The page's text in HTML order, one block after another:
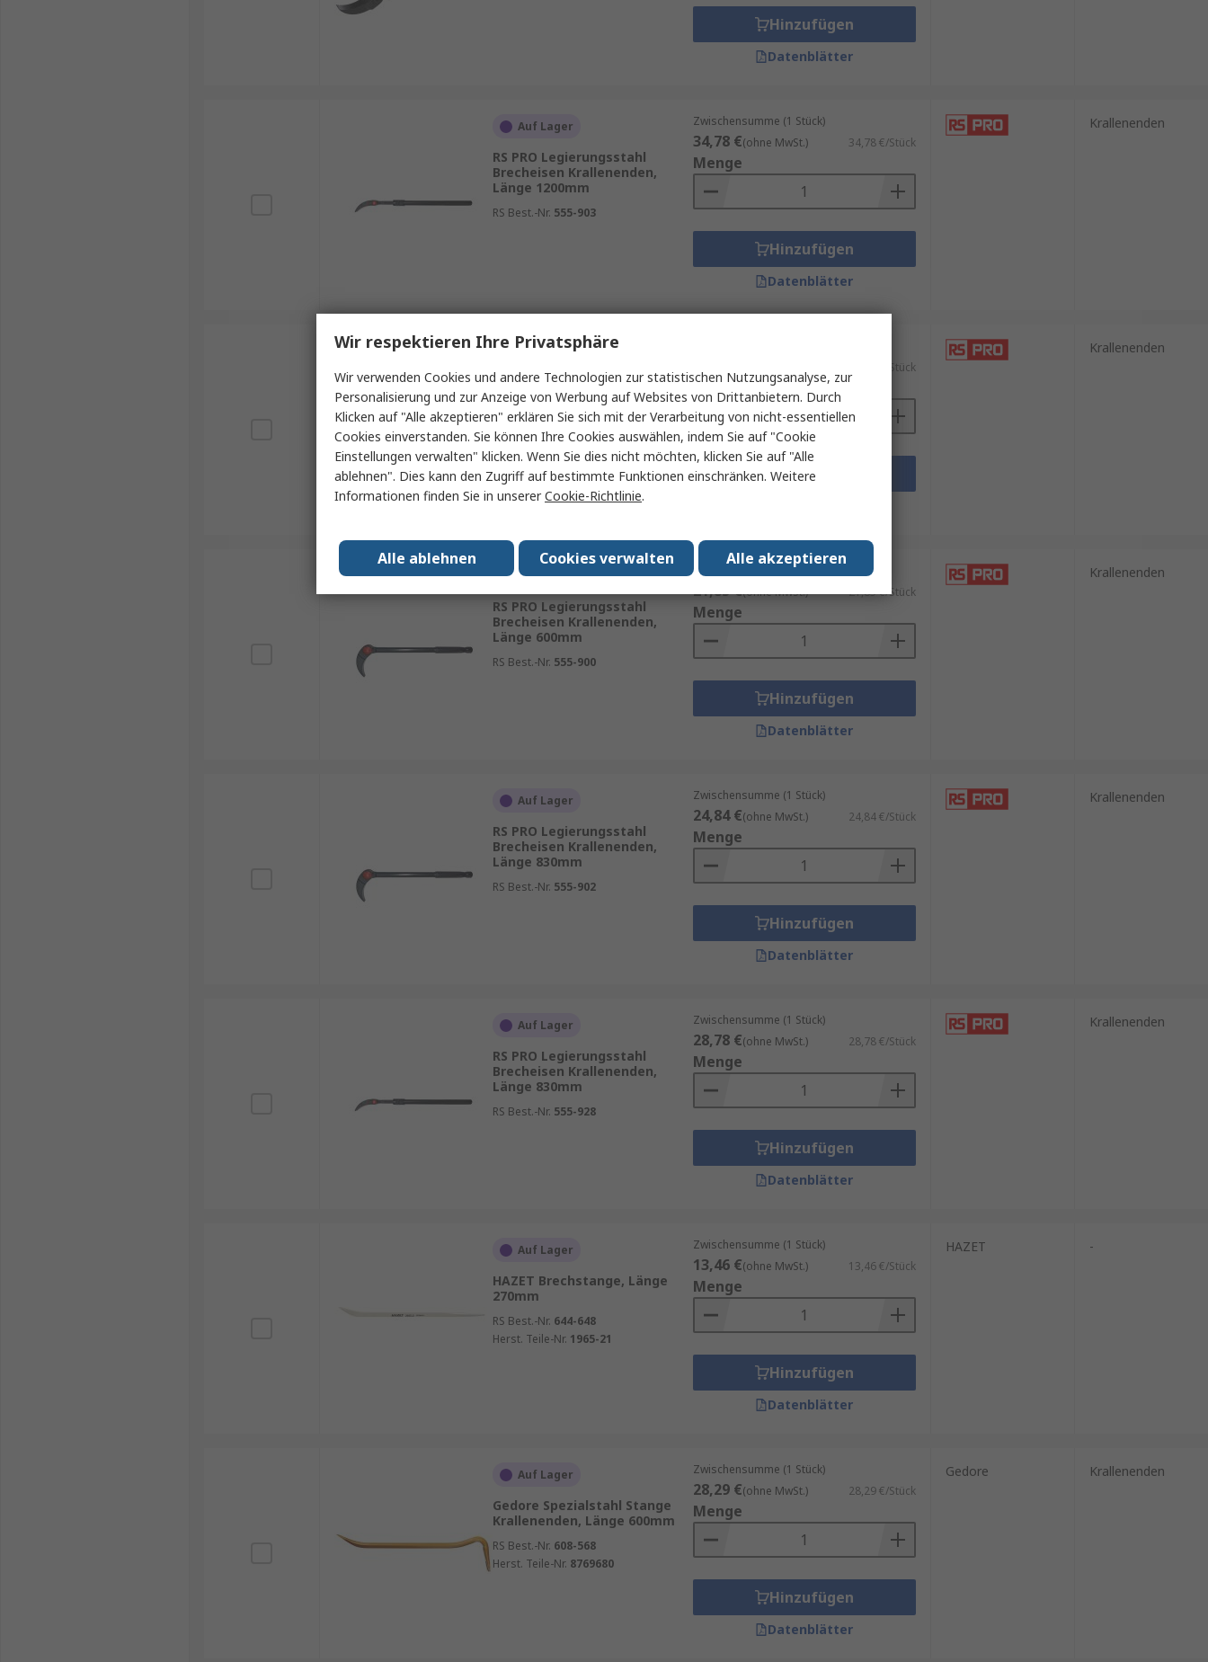
Hinzufügen
Datenblätter
Auf Lager
RS PRO Legierungsstahl
Brecheisen Krallenenden,
Länge 1200mm
RS Best.-Nr. 555-903
Zwischensumme (1 Stück)
34,78 €(ohne MwSt.) 34,78 €/Stück
Menge
Hinzufügen
Datenblätter
Krallenenden
Auf Lager
RS PRO Legierungsstahl
Brecheisen Krallenenden,
Länge 200mm
RS Best.-Nr.555-899
9,52 €/Stück
Menge
Hinzufügen
Krallenenden
Auf Lager
RS PRO Legierungsstahl
Brecheisen Krallenenden,
Länge 600mm
RS Best.-Nr. 555-900
Zwischensumme (1 Stück)
21,85 €(ohne MwSt.) 21,85 €/Stück
Menge
Hinzufügen
Datenblätter
Krallenenden
Auf Lager
RS PRO Legierungsstahl
Brecheisen Krallenenden,
Länge 830mm
RS Best.-Nr. 555-902
Zwischensumme (1 Stück)
24,84 €(ohne MwSt.) 24,84 €/Stück
Menge
Hinzufügen
Datenblätter
Krallenenden
Auf Lager
RS PRO Legierungsstahl
Brecheisen Krallenenden,
Länge 830mm
RS Best.-Nr. 555-928
Zwischensumme (1 Stück)
28,78 €(ohne MwSt.) 28,78 €/Stück
Menge
Hinzufügen
Datenblätter
Krallenenden
Auf Lager
HAZET Brechstange, Länge
270mm
RS Best.-Nr. 644-648
Herst. Teile-Nr. 1965-21
Zwischensumme (1 Stück)
13,46 €(ohne MwSt.) 13,46 €/Stück
Menge
Hinzufügen
Datenblätter
HAZET -
Auf Lager
Gedore Spezialstahl Stange
Krallenenden, Länge 600mm
RS Best.-Nr. 608-568
Herst. Teile-Nr. 8769680
Zwischensumme (1 Stück)
28,29 €(ohne MwSt.) 28,29 €/Stück
Menge
Hinzufügen
Datenblätter
Gedore Krallenenden
Wir respektieren Ihre Privatsphäre
Wir verwenden Cookies und andere Technologien zur statistischen Nutzungsanalyse, zur
Personalisierung und zur Anzeige von Werbung auf Websites von Drittanbietern. Durch
Klicken auf "Alle akzeptieren" erklären Sie sich mit der Verarbeitung von nicht-essentiellen
Cookies einverstanden. Sie können Ihre Cookies auswählen, indem Sie auf "Cookie
Einstellungen verwalten" klicken. Wenn Sie dies nicht möchten, klicken Sie auf "Alle
ablehnen". Dies kann den Zugriff auf bestimmte Funktionen einschränken. Weitere
Informationen finden Sie in unsererCookie-Richtlinie.
Alle akzeptieren
Cookies verwalten
Alle ablehnen